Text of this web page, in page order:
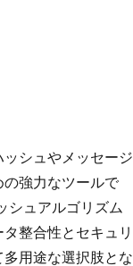
シュやメッセージ
の強力なツールで
シュアルゴリズム
整合性とセキュリ
用途な選択肢とな